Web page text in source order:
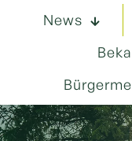
News